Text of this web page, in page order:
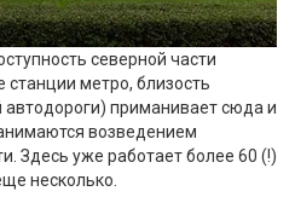
северной части
станции метро, близость
приманивает сюда и
возведением
Здесь уже работает более 60 (!)
несколько.